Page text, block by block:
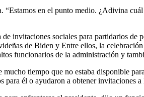
en el punto medio. ¿Adivina
invitaciones sociales para partidarios de
de Biden y Entre ellos, la
funcionarios de la administración y
tiempo que no estaba disponible
él o ayudaron a obtener invitaciones a